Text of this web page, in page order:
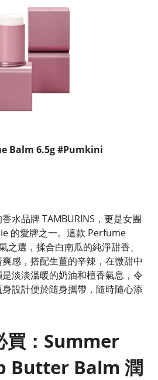
Balm 6.5g #Pumkini
水品牌 TAMBURINS，更是女團
的愛牌之一。這款 Perfume
之選，揉合白南瓜的純淨甜香、
感，搭配生薑的辛辣，在微甜中
淡淡溫暖的奶油和檀香氣息，令
設計便於隨身攜帶，隨時隨心添
買：Summer
Butter Balm 潤